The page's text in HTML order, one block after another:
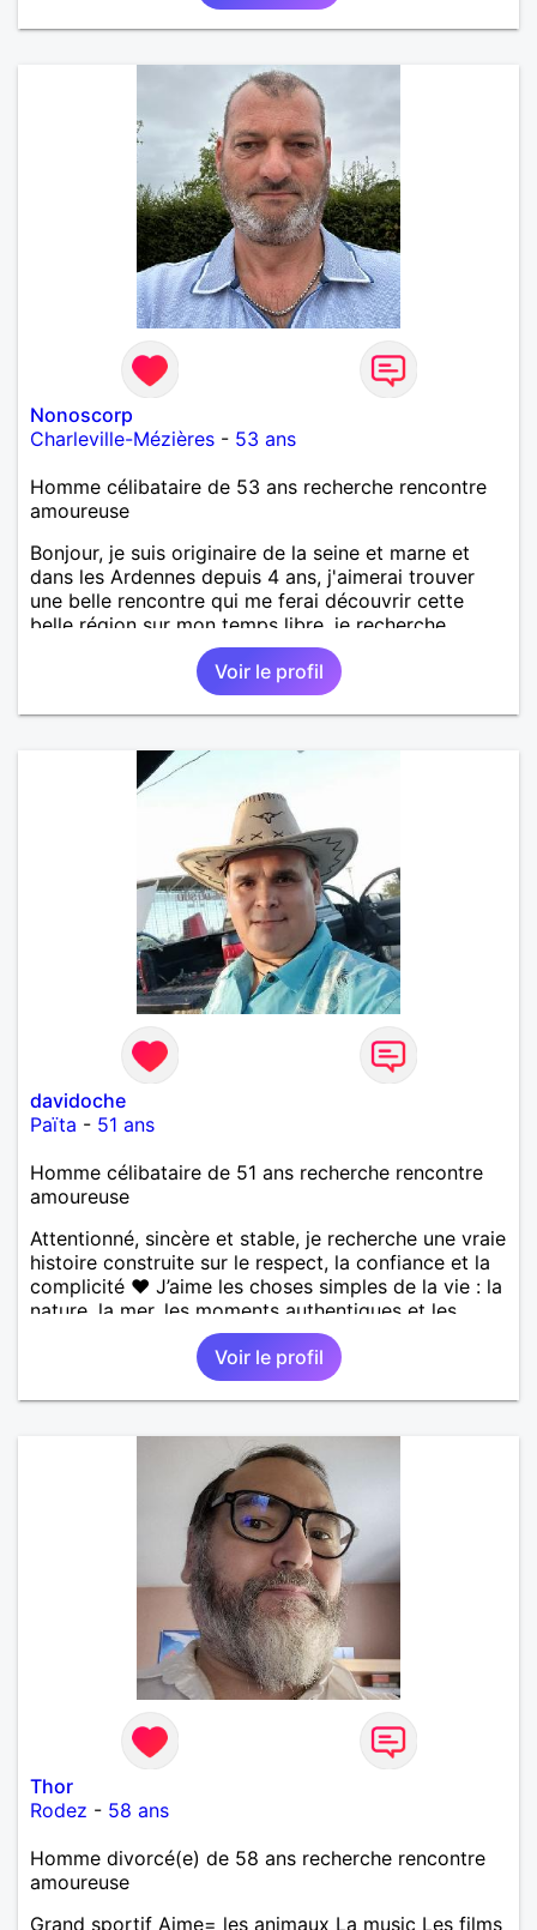
Nonoscorp
Charleville-Mézières - 53 ans
Homme célibataire de 53 ans recherche rencontre
amoureuse
Bonjour, je suis originaire de la seine et marne et
dans les Ardennes depuis 4 ans, j'aimerai trouver
une belle rencontre qui me ferai découvrir cette
belle région sur mon temps libre, je recherche
quelqu'un de simple et sincère, une bonne
complicité et de la bonne humeur me ravirait.. alors
si l'envie de me découvrir vous en dit, je vous dis à
bientôt.
Voir le profil
davidoche
Païta - 51 ans
Homme célibataire de 51 ans recherche rencontre
amoureuse
Attentionné, sincère et stable, je recherche une vraie
histoire construite sur le respect, la confiance et la
complicité ❤️ J’aime les choses simples de la vie : la
nature, la mer, les moments authentiques et les
personnes au grand cœur 🌊🌿 Très câlin et
affectueux, j’adore les petits moments de tendresse
et les calinous réguliers 😊❤️ La solitude finit parfois
par peser, alors si tu es en Nouvelle-Calédonie et
temps de discuter… et laissons l’avenir nous guider
Voir le profil
Thor
Rodez - 58 ans
Homme divorcé(e) de 58 ans recherche rencontre
amoureuse
Grand sportif Aime= les animaux La music Les films